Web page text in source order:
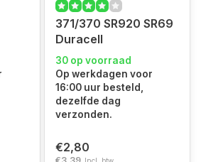
371/370 SR920 SR69
Duracell
30 op voorraad
Op werkdagen voor
16:00 uur besteld,
dezelfde dag
verzonden.
€2,80